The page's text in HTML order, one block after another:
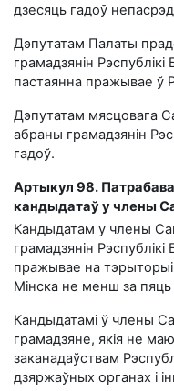
дзесяць гадоў
Дэпутатам Палаты
грамадзянін
пастаянна пражывае ў
Дэпутатам мясцовага
абраны грамадзянін
гадоў.
Артыкул 98.
кандыдатаў у члены
Кандыдатам у члены
грамадзянін
пражывае на
Мінска не менш за пяць
Кандыдатамі ў члены
грамадзяне, якія не
заканадаўствам
дзяржаўных органах і